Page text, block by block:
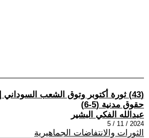
(43) ثورة أكتوبر وتوق الشعب
حقوق مدنية (5-6)
عبدالله الفكي البشير
2024 / 11 / 5
الثورات والانتفاضات الجماهيرية